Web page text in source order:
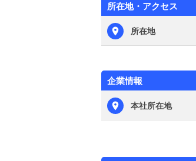
所在地・アクセス
所在地
企業情報
本社所在地